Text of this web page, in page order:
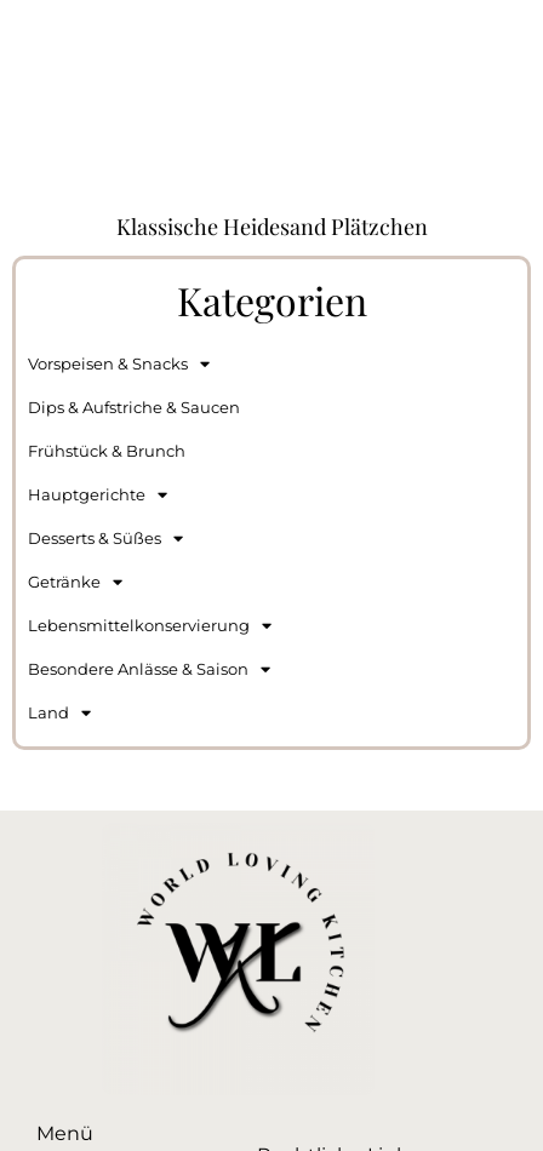
Klassische Heidesand Plätzchen
Kategorien
Vorspeisen & Snacks
Dips & Aufstriche & Saucen
Frühstück & Brunch
Hauptgerichte
Desserts & Süßes
Getränke
Lebensmittelkonservierung
Besondere Anlässe & Saison
Land
Menü